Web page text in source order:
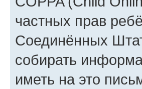
частных прав
Соединённых
собирать
иметь на это